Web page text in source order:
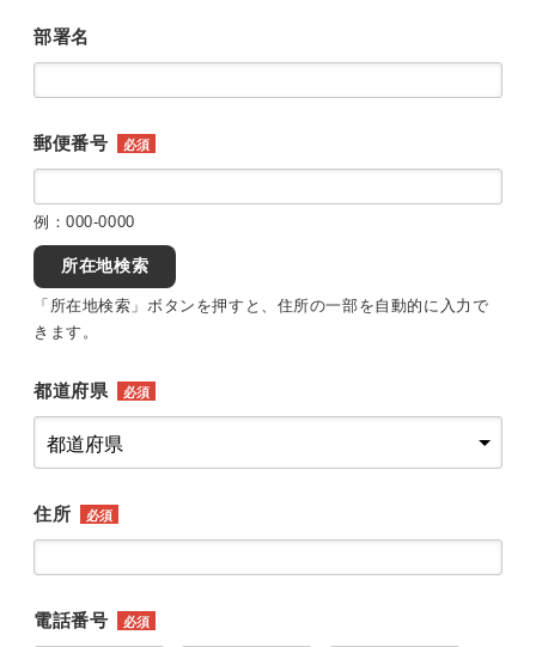
部署名
郵便番号 必須
例：000-0000
所在地検索
「所在地検索」ボタンを押すと、住所の一部を自動的に入力で
きます。
都道府県 必須
住所 必須
電話番号 必須